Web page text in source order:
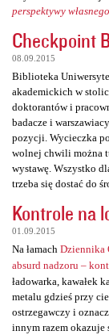
perspektywy
Checkpoint
08.09.2015
Biblioteka
akademickich w
doktorantów i
badacze i
pozycji. Wycieczka
wolnej chwili można
wystawę. Wszystko
trzeba się dostać do
Kontrole na
01.09.2015
Na łamach Dziennika
absurd nadzoru –
ładowarka, kawałek
metalu gdzieś przy
ostrzegawczy i
innym razem okazuje